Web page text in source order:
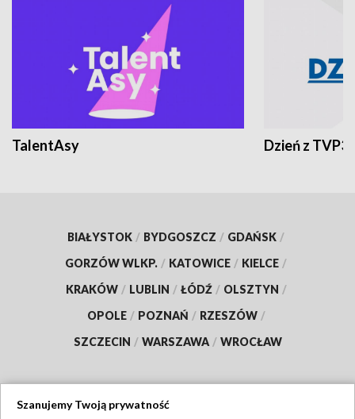
TalentAsy Dzień z TVP3
BIAŁYSTOK / BYDGOSZCZ / GDAŃSK /
GORZÓW WLKP. / KATOWICE / KIELCE /
KRAKÓW / LUBLIN / ŁÓDŹ / OLSZTYN /
OPOLE / POZNAŃ / RZESZÓW /
SZCZECIN / WARSZAWA / WROCŁAW
Szanujemy Twoją prywatność